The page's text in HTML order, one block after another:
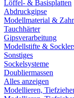
Löffel- & Basisplatten
Abdruckgipse
Modellmaterial &
Tauchhärter
Gipsverarbeitung
Modellstifte &
Sonstiges
Sockelsysteme
Doubliermassen
Alles anzeigen
Modellieren,